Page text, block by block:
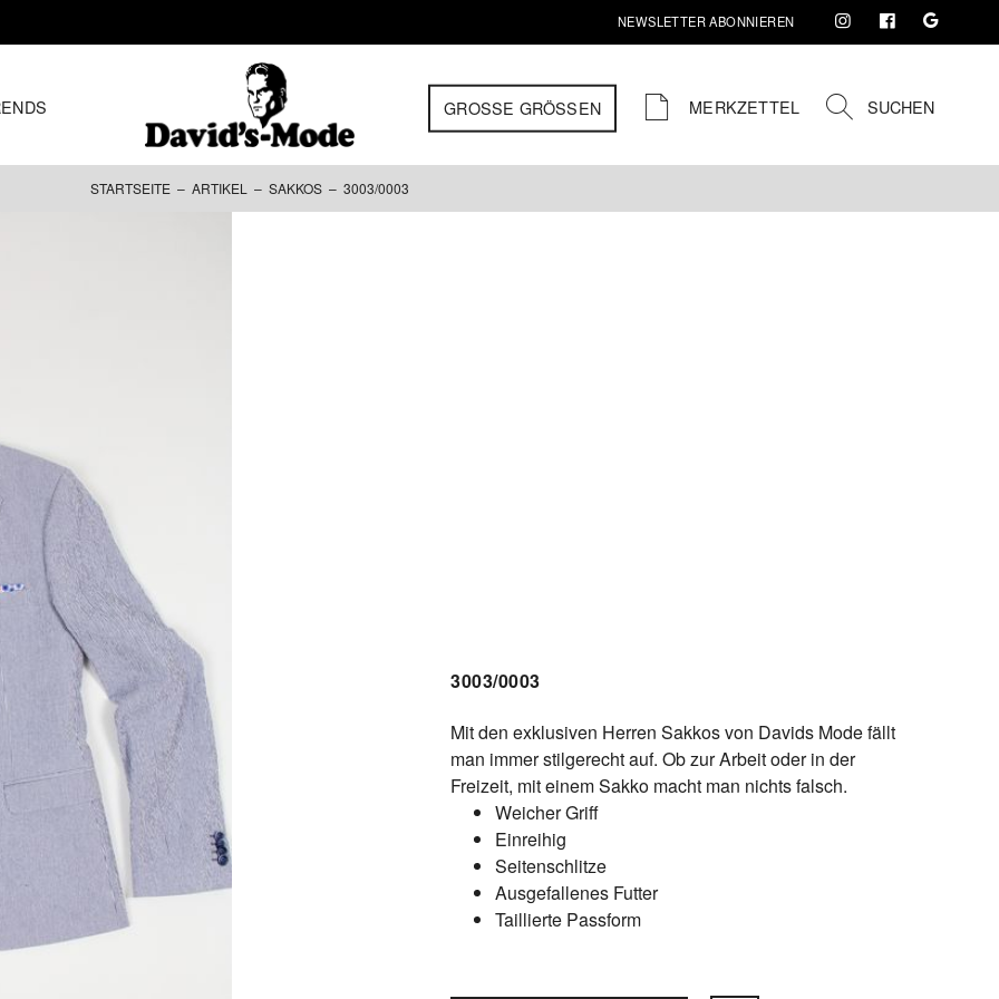
NEWSLETTER ABONNIEREN
GROSSE GRÖSSEN MERKZETTEL SUCHEN
STARTSEITE – ARTIKEL – SAKKOS – 3003/0003
3003/0003
Mit den exklusiven Herren Sakkos von Davids Mode fällt
man immer stilgerecht auf. Ob zur Arbeit oder in der
Freizeit, mit einem Sakko macht man nichts falsch.
Weicher Griff
Einreihig
Seitenschlitze
Ausgefallenes Futter
Taillierte Passform